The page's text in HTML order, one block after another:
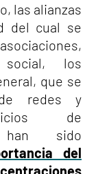
las alianzas
del cual se
los
que se
redes y
de
han sido
del